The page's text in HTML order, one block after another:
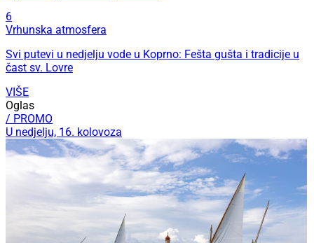
6
Vrhunska atmosfera
Svi putevi u nedjelju vode u Koprno: Fešta gušta i tradicije u
čast sv. Lovre
VIŠE
Oglas
/ PROMO
U nedjelju, 16. kolovoza